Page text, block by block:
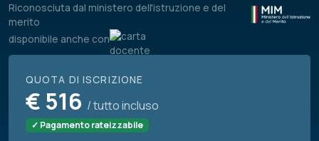
Riconosciuta dal ministero dell'istruzione e del
merito
disponibile anche con
QUOTA DI ISCRIZIONE
€ 516 / tutto incluso
✓ Pagamento rateizzabile